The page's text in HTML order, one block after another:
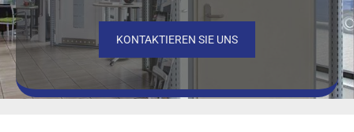
KONTAKTIEREN SIE UNS